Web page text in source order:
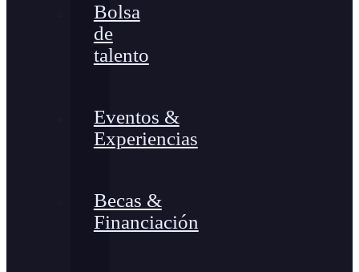
Bolsa
de
talento
Eventos &
Experiencias
Becas &
Financiación